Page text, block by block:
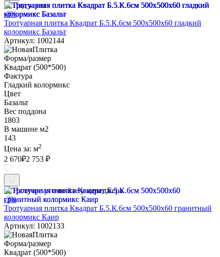
Под заказ
-3%
Тротуарная плитка Квадрат Б.5.К.6см 500х500х60 гладкий
колормикс Базальт
Артикул: 1002144
Форма/размер
Квадрат (500*500)
Фактура
Гладкий колормикс
Цвет
Базальт
Вес поддона
1803
В машине м2
143
Цена за: м2
2 670₽2 753 ₽
Наличие уточняйте у менеджера
-3%
Тротуарная плитка Квадрат Б.5.К.6см 500х500х60 гранитный
колормикс Каир
Артикул: 1002133
Форма/размер
Квадрат (500*500)